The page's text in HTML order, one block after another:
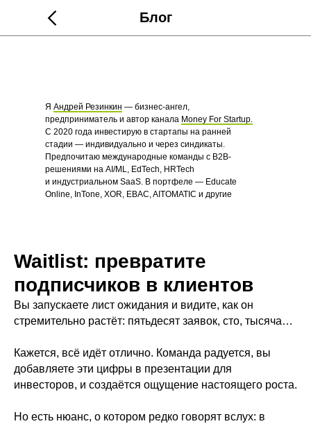
Блог
Я Андрей Резинкин — бизнес-ангел,
предприниматель и автор канала Money For Startup.
С 2020 года инвестирую в стартапы на ранней
стадии — индивидуально и через синдикаты.
Предпочитаю международные команды с B2B-
решениями на AI/ML, EdTech, HRTech
и индустриальном SaaS. В портфеле — Educate
Online, InTone, XOR, EBAC, AITOMATIC и другие
Waitlist: превратите
подписчиков в клиентов
Вы запускаете лист ожидания и видите, как он
стремительно растёт: пятьдесят заявок, сто, тысяча…
Кажется, всё идёт отлично. Команда радуется, вы
добавляете эти цифры в презентации для
инвесторов, и создаётся ощущение настоящего роста.
Но есть нюанс, о котором редко говорят вслух: в